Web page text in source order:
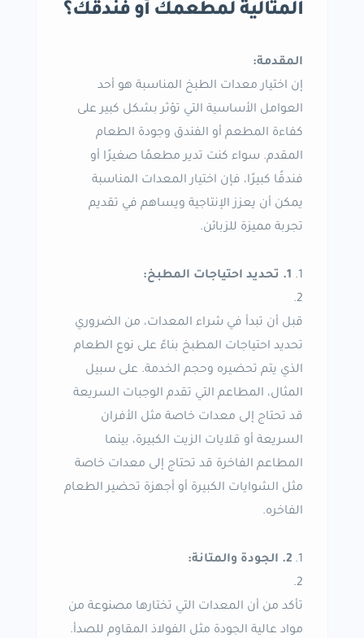
المثالية لمطعمك أو فندقك؟
المقدمة:
إن اختيار معدات الطبخ المناسبة هو أحد
العوامل الأساسية التي تؤثر بشكل كبير على
كفاءة المطعم أو الفندق وجودة الطعام
المقدم. سواء كنت تدير مطعمًا صغيرًا أو
فندقًا كبيرًا، فإن اختيار المعدات المناسبة
يمكن أن يعزز الإنتاجية ويساهم في تقديم
تجربة مميزة للزبائن.
1. تحديد احتياجات المطبخ:
قبل أن تبدأ في شراء المعدات، من الضروري
تحديد احتياجات المطبخ بناءً على نوع الطعام
الذي يتم تحضيره وحجم الخدمة. على سبيل
المثال، المطاعم التي تقدم الوجبات السريعة
قد تحتاج إلى معدات خاصة مثل الأفران
السريعة أو قلايات الزيت الكبيرة، بينما
المطاعم الفاخرة قد تحتاج إلى معدات خاصة
مثل الشوايات الكبيرة أو أجهزة تحضير الطعام
الفاخره.
2. الجودة والمتانة:
تأكد من أن المعدات التي تختارها مصنوعة من
مواد عالية الجودة مثل الفولاذ المقاوم للصدأ.